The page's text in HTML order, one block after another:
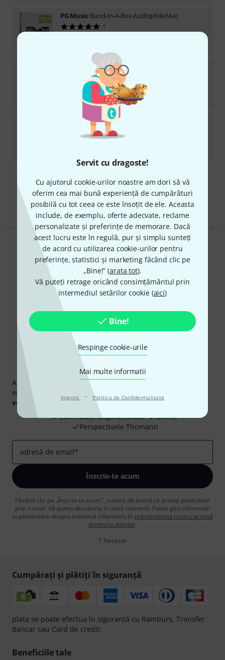
Servit cu dragoste!
Cu ajutorul cookie-urilor noastre am dori să vă
oferim cea mai bună experiență de cumpărături
posibilă cu tot ceea ce este însoțit de ele. Aceasta
include, de exemplu, oferte adecvate, reclame
personalizate și preferințe de memorare. Dacă
acest lucru este în regulă, pur și simplu sunteți
de acord cu utilizarea cookie-urilor pentru
preferințe, statistici și marketing făcând clic pe
„Bine!” (arata tot).
Vă puteți retrage oricând consimțământul prin
intermediul setărilor cookie (aici)
Bine!
Respinge cookie-urile
Mai multe informatii
Imprint · Politica de Confidenţialitate
PG Music Band-In-A-Box Audiophile Mac
1
Band-in-a-Box MegaPAK Mac
Descarcă licență
1.499lei
PG MusicBand-in-a-Box MegaPAK Mac
2
în stoc
Transport gratuit de la 1.500 lei
Preturile includ TVA
Îți place ceea ce vezi?
Share Ajutor și feedback
Newsletter Thomann
Abonați-vă la buletinul informativ Thomann în limba
engleză și, cu puțin noroc, puteți câștiga unul dintre
voucherele
în valoare de50 €fiecare!
Contribuții inspiraționale
Oferte
Perspectivele Thomann
adresă de email*
Înscrie-te acum
Făcând clic pe „Înscrie-te acum”, sunteți de acord să primiți publicitate
prin e-mail. Vă puteți dezabona în orice moment. Puteți găsi informații
suplimentare despre buletinul informativ în regulamentul nostru privind
protecția datelor.
* Necesar
Cumpărați și plătiți în siguranță
plata se poate efectua în siguranță cu Ramburs, Transfer
Bancar sau Card de credit.
Beneficiile tale